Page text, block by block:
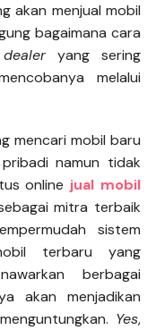
akan menjual mobil
bagaimana cara
dealeryang sering
melalui
mencari mobil baru
namun tidak
online jual mobil
mitra terbaik
sistem
terbaru yang
berbagai
akan menjadikan
Yes,